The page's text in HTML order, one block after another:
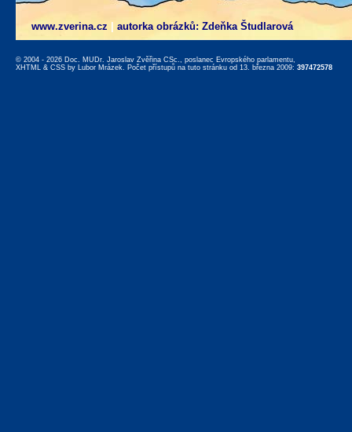
www.zverina.cz autorka obrázků: Zdeňka Študlarová
© 2004 - 2026 Doc. MUDr. Jaroslav Zvěřina CSc., poslanec Evropského parlamentu,
XHTML & CSS by Lubor Mrázek. Počet přístupů na tuto stránku od 13. března 2009: 397472578